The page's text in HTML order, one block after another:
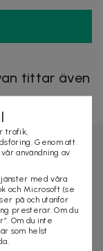
tittar även
trafik,
Genom att
användning av
med våra
och Microsoft (se
på och utanför
presterar. Om du
Om du inte
som helst